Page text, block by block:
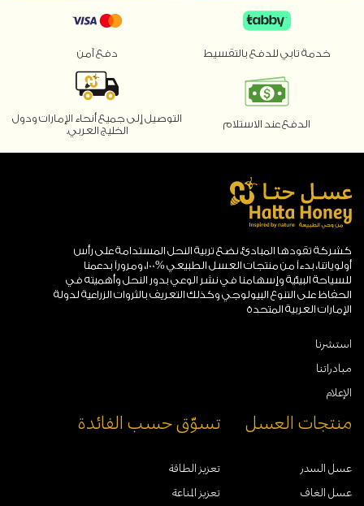
خدمة تابي للدفع بالتقسيط دفع آمن
الدفع عند الاستلام
التوصيل إلى جميع أنحاء الإمارات ودول
الخليج العربي.
كشركة تقودها المبادئ، نضع تربية النحل المستدامة على رأس
أولوياتنا، بدءاً من منتجات العسل الطبيعي %100، ومروراً بدعمنا
للسياحة البيئية وإسهامنا في نشر الوعي بدور النحل وأهميته في
الحفاظ على التنوع البيولوجي وكذلك التعريف بالثروات الزراعية لدولة
الإمارات العربية المتحدة
استشرنا
مبادراتنا
الإعلام
منتجات العسل
عسل السدر
عسل الغاف
تسوّق حسب الفائدة
تعزيز الطاقة
تعزيز المناعة